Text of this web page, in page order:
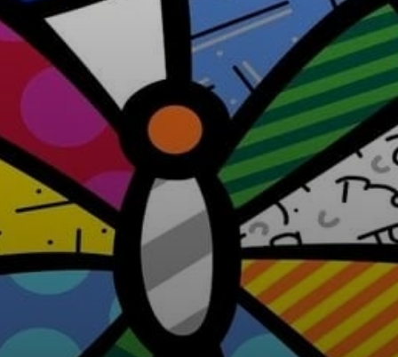
Romero Britto ist
nicht nur ein
erfolgreicher
Künstler, sondern
auch ein sozialer
Aktivist, der mit
verschiedenen